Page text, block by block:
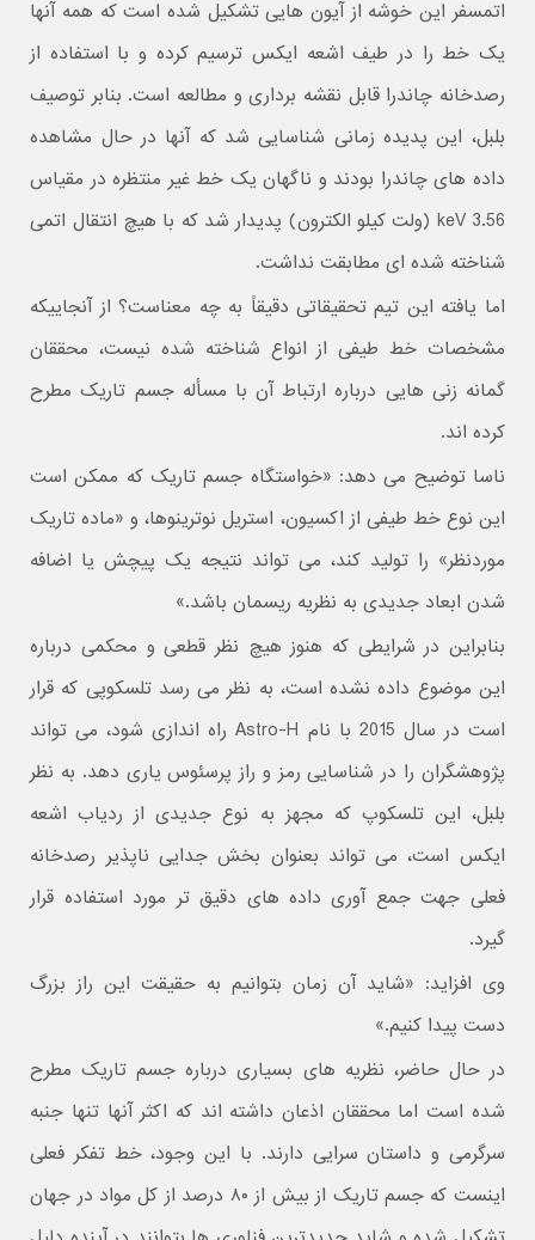
اتمسفر این خوشه از آیون هایی تشکیل شده است که همه آنها
یک خط را در طیف اشعه ایکس ترسیم کرده و با استفاده از
رصدخانه چاندرا قابل نقشه برداری و مطالعه است. بنابر توصیف
بلبل، این پدیده زمانی شناسایی شد که آنها در حال مشاهده
داده های چاندرا بودند و ناگهان یک خط غیر منتظره در مقیاس
3.56 keV (ولت کیلو الکترون) پدیدار شد که با هیچ انتقال اتمی
شناخته شده ای مطابقت نداشت.
اما یافته این تیم تحقیقاتی دقیقاً به چه معناست؟ از آنجاییکه
مشخصات خط طیفی از انواع شناخته شده نیست، محققان
گمانه زنی هایی درباره ارتباط آن با مسأله جسم تاریک مطرح
کرده اند.
ناسا توضیح می دهد: «خواستگاه جسم تاریک که ممکن است
این نوع خط طیفی از اکسیون، استریل نوترینوها، و «ماده تاریک
موردنظر» را تولید کند، می تواند نتیجه یک پیچش یا اضافه
شدن ابعاد جدیدی به نظریه ریسمان باشد.»
بنابراین در شرایطی که هنوز هیچ نظر قطعی و محکمی درباره
این موضوع داده نشده است، به نظر می رسد تلسکوپی که قرار
است در سال 2015 با نام Astro-H راه اندازی شود، می تواند
پژوهشگران را در شناسایی رمز و راز پرسئوس یاری دهد. به نظر
بلبل، این تلسکوپ که مجهز به نوع جدیدی از ردیاب اشعه
ایکس است، می تواند بعنوان بخش جدایی ناپذیر رصدخانه
فعلی جهت جمع آوری داده های دقیق تر مورد استفاده قرار
گیرد.
وی افزاید: «شاید آن زمان بتوانیم به حقیقت این راز بزرگ
دست پیدا کنیم.»
در حال حاضر، نظریه های بسیاری درباره جسم تاریک مطرح
شده است اما محققان اذعان داشته اند که اکثر آنها تنها جنبه
سرگرمی و داستان سرایی دارند. با این وجود، خط تفکر فعلی
اینست که جسم تاریک از بیش از ۸۰ درصد از کل مواد در جهان